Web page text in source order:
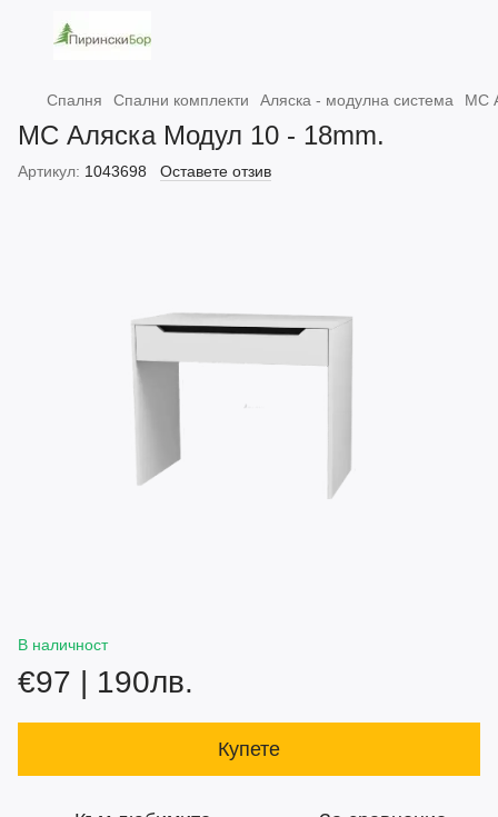
Спалня Спални комплекти Аляска - модулна система МС
МС Аляска Модул 10 - 18mm.
Артикул: 1043698 Оставете отзив
В наличност
€97 | 190лв.
Купете